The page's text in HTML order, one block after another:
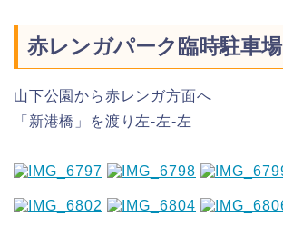
赤レンガパーク臨時駐車場
山下公園から赤レンガ方面へ
「新港橋」を渡り左-左-左